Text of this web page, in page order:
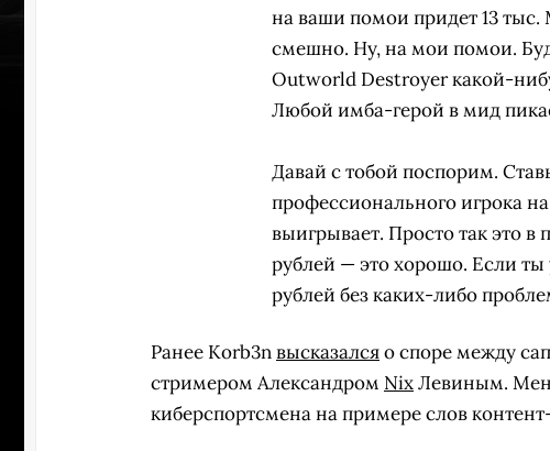
на ваши помои придет 13 тыс.
смешно. Ну, на мои помои.
Outworld Destroyer какой-
Любой имба-герой в мид
Давай с тобой поспорим.
профессионального игрока на
выигрывает. Просто так это
рублей — это хорошо. Если
рублей без каких-либо
Ранее Korb3nвысказалсяо споре между
стримером Александром NixЛевиным.
киберспортсмена на примере слов